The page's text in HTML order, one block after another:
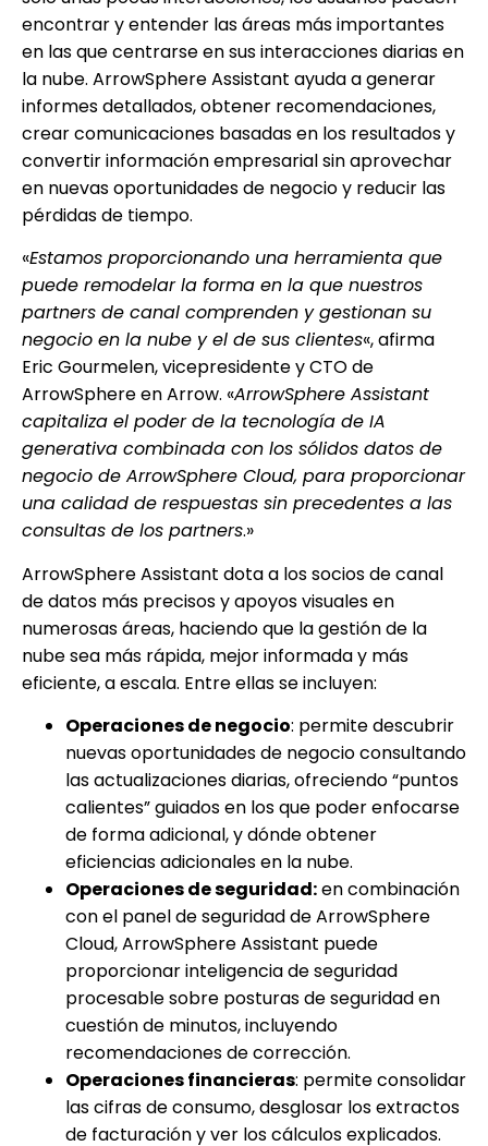
encontrar y entender las áreas más importantes
en las que centrarse en sus interacciones diarias en
la nube. ArrowSphere Assistant ayuda a generar
informes detallados, obtener recomendaciones,
crear comunicaciones basadas en los resultados y
convertir información empresarial sin aprovechar
en nuevas oportunidades de negocio y reducir las
pérdidas de tiempo.
«Estamos proporcionando una herramienta que
puede remodelar la forma en la que nuestros
partners de canal comprenden y gestionan su
negocio en la nube y el de sus clientes«, afirma
Eric Gourmelen, vicepresidente y CTO de
ArrowSphere en Arrow. «ArrowSphere Assistant
capitaliza el poder de la tecnología de IA
generativa combinada con los sólidos datos de
negocio de ArrowSphere Cloud, para proporcionar
una calidad de respuestas sin precedentes a las
consultas de los partners.»
ArrowSphere Assistant dota a los socios de canal
de datos más precisos y apoyos visuales en
numerosas áreas, haciendo que la gestión de la
nube sea más rápida, mejor informada y más
eficiente, a escala. Entre ellas se incluyen:
Operaciones de negocio: permite descubrir
nuevas oportunidades de negocio consultando
las actualizaciones diarias, ofreciendo “puntos
calientes” guiados en los que poder enfocarse
de forma adicional, y dónde obtener
eficiencias adicionales en la nube.
Operaciones de seguridad:en combinación
con el panel de seguridad de ArrowSphere
Cloud, ArrowSphere Assistant puede
proporcionar inteligencia de seguridad
procesable sobre posturas de seguridad en
cuestión de minutos, incluyendo
recomendaciones de corrección.
Operaciones financieras: permite consolidar
las cifras de consumo, desglosar los extractos
de facturación y ver los cálculos explicados.